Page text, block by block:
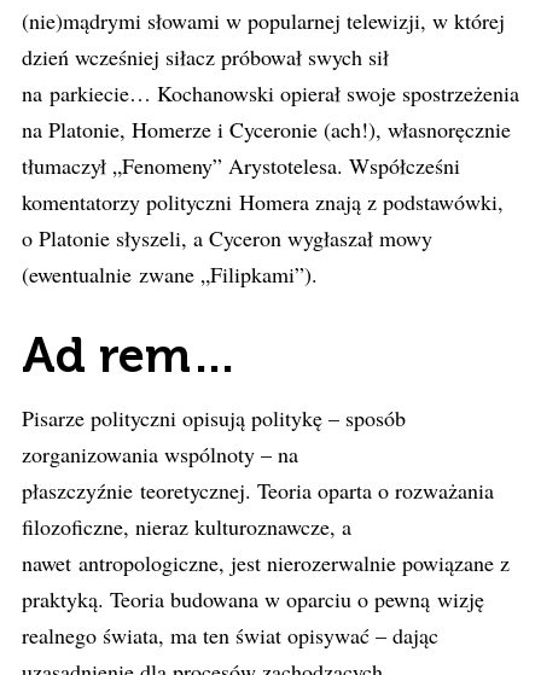
(nie)mądrymi słowami w popularnej telewizji, w której
dzień wcześniej siłacz próbował swych sił
na parkiecie… Kochanowski opierał swoje spostrzeżenia
na Platonie, Homerze i Cyceronie (ach!), własnoręcznie
tłumaczył „Fenomeny” Arystotelesa. Współcześni
komentatorzy polityczni Homera znają z podstawówki,
o Platonie słyszeli, a Cyceron wygłaszał mowy
(ewentualnie zwane „Filipkami”).
Ad rem…
Pisarze polityczni opisują politykę – sposób
zorganizowania wspólnoty – na
płaszczyźnie teoretycznej. Teoria oparta o rozważania
filozoficzne, nieraz kulturoznawcze, a
nawet antropologiczne, jest nierozerwalnie powiązane z
praktyką. Teoria budowana w oparciu o pewną wizję
realnego świata, ma ten świat opisywać – dając